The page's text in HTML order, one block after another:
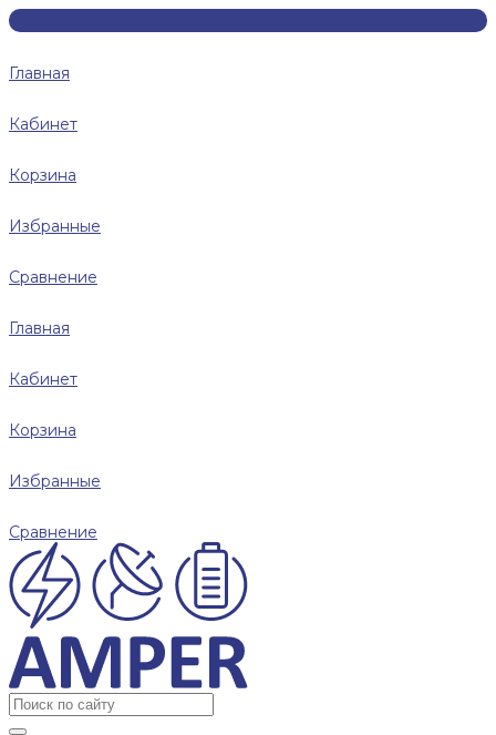
Главная
Кабинет
Корзина
Избранные
Сравнение
Главная
Кабинет
Корзина
Избранные
Сравнение